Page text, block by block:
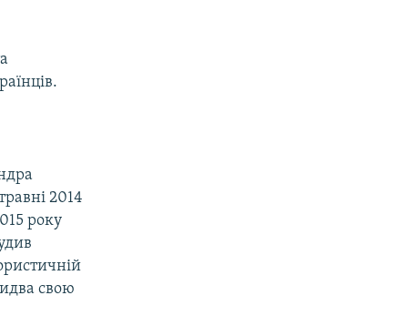
2014
року
свою